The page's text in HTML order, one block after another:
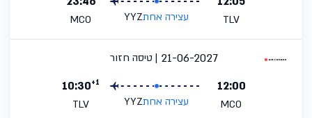
TLV עצירה אחתYYZ
MCO
טיסה חזור
21-06-2027
12:00
MCO עצירה אחתYYZ
10:30+1
TLV